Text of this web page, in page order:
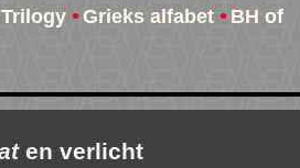
Grieks alfabet
BH of
en verlicht